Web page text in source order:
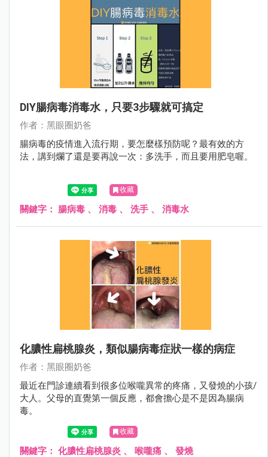
DIY腸病毒消毒水，只要3步驟就可搞定
作者：黑眼圈奶爸
腸病毒的疫情進入流行期，要怎麼樣預防呢？最有效的方
法，講到爛了還是要再說一次：多洗手，而且要用肥皂喔。
收藏
關鍵字： 腸病毒 、 消毒 、 洗手 、 消毒水
化膿性扁桃腺炎，類似腸病毒症狀一樣的病症
作者：黑眼圈奶爸
最近在門診連續看到很多位喉嚨異常的疼痛，又發燒的小孩/
大人。父母的直覺第一個反應，都會擔心是不是因為腸病
毒。
收藏
關鍵字： 化膿性扁桃腺炎 、 喉嚨痛 、 發燒